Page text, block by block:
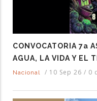
CONVOCATORIA 7a
AGUA, LA VIDA Y EL
Nacional / 10 Sep 26 / 0